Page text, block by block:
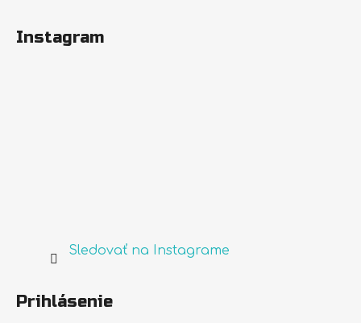
Instagram
Sledovať na Instagrame
Prihlásenie